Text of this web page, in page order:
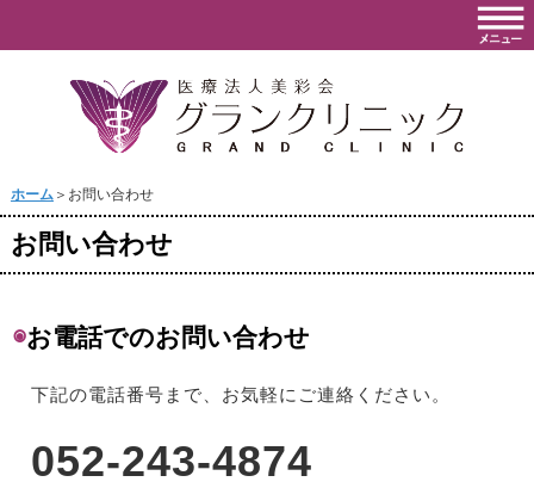
ホーム＞お問い合わせ
お問い合わせ
◉お電話でのお問い合わせ
下記の電話番号まで、お気軽にご連絡ください。
052-243-4874